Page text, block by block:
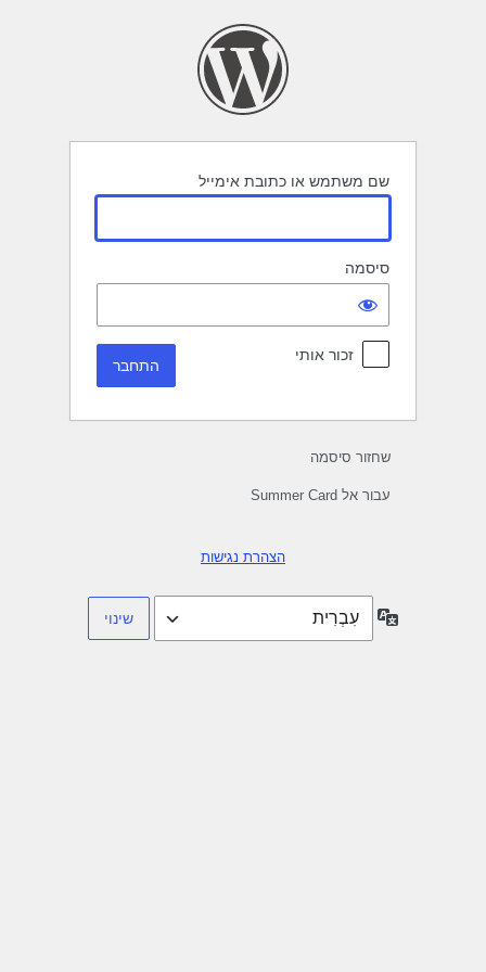
שם משתמש או כתובת אימייל
סיסמה
זכור אותי
שחזור סיסמה
עבור אל Summer Card
הצהרת נגישות
שפה